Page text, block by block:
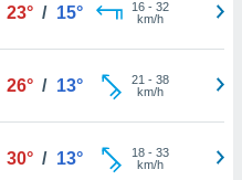
23° / 15° 16- 32
km/h
26° / 13° 21 - 38
km/h
30° / 13° 18- 33
km/h